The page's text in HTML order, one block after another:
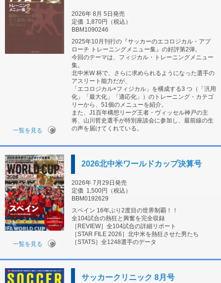
2026年 8月 5日発売
定価 1,870円（税込）
BBM1090246
2025年10月刊行の『サッカーのエコロジカル・アプ
ローチ トレーニングメニュー集』の好評第2弾。
今回のテーマは、フィジカル・トレーニングメニュー
集。
北中米W 杯で、さらに求められるようになった選手の
アスリート能力だが、
「エコロジカル×フィジカル」を構成する3 つ（「汎用
化」「最大化」「適応化」）のトレーニング・カテゴ
リーから、51個のメニューを紹介。
また、J1百年構想リーグ王者・ヴィッセル神戸の主
将、山川哲史選手が特別座談会に参加し、最前線の生
の声を届けてくれている。
一覧を見る
2026北中米ワールドカップ決算号
2026年 7月29日発売
定価 1,500円（税込）
BBM0192629
スペイン 16年ぶり2度目の世界制覇！！
全104試合の熱狂と興奮を完全収録
［REVIEW］全104試合の詳細リポート
［STAR FILE 2026］北中米を熱狂させた男たち
［STATS］全1248選手のデータ
一覧を見る
サッカークリニック 8月号